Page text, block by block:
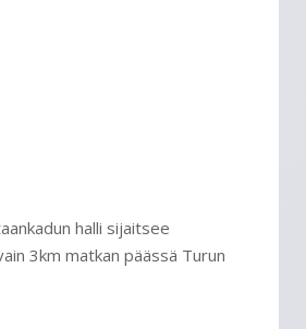
halli sijaitsee
3km matkan päässä Turun